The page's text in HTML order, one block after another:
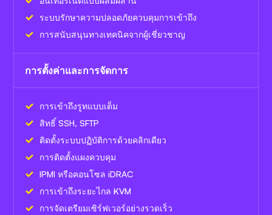
ระบบรักษาความปลอดภัยควบคุมการเข้าถึง
การสนับสนุนทางเทคนิคจากผู้เชี่ยวชาญ
การตั้งค่าและการจัดการ
การเข้าถึงรูทแบบเต็ม
สิทธิ์ SSH, SFTP
ติดตั้งระบบปฏิบัติการด้วยคลิกเดียว
การติดตั้งแผงควบคุม
IPMI หรือคอนโซล iDRAC
การเข้าถึงระยะไกล KVM
การจัดเตรียมเซิร์ฟเวอร์อย่างรวดเร็ว